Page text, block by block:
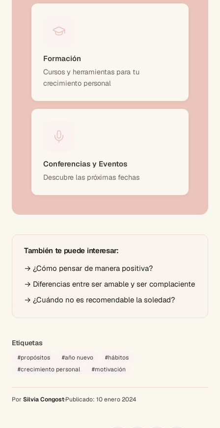
Formación
Cursos y herramientas para tu
crecimiento personal
Conferencias y Eventos
Descubre las próximas fechas
También te puede interesar:
→ ¿Cómo pensar de manera positiva?
→ Diferencias entre ser amable y ser complaciente
→ ¿Cuándo no es recomendable la soledad?
Etiquetas
#propósitos #año nuevo #hábitos
#crecimiento personal #motivación
Por Silvia Congost·Publicado: 10 enero 2024